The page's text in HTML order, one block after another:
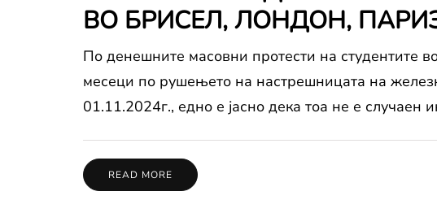
ВО БРИСЕЛ, ЛОНДОН,
По денешните масовни протести на студентите
месеци по рушењето на настрешницата на
01.11.2024г., едно е јасно дека тоа не е случаен
READ MORE